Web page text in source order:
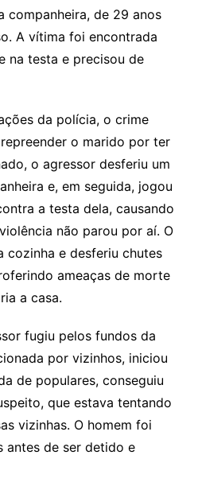
dI
n
e
Cl
a
sr
o
o
m
a
d
l
e
companheira, de 29 anos
A vítima foi encontrada
na testa e precisou de
da polícia, o crime
o marido por ter
o agressor desferiu um
e, em seguida, jogou
a testa dela, causando
não parou por aí. O
cozinha e desferiu chutes
ameaças de morte
a casa.
fugiu pelos fundos da
por vizinhos, iniciou
de populares, conseguiu
que estava tentando
vizinhas. O homem foi
antes de ser detido e